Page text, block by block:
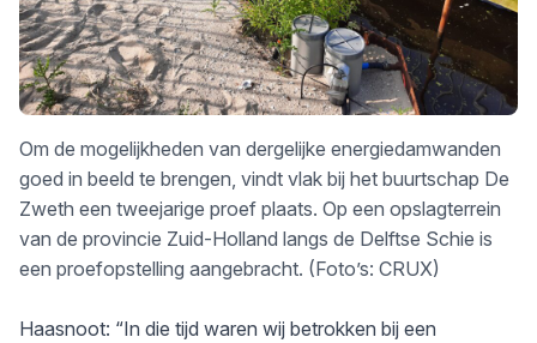
Om de mogelijkheden van dergelijke energiedamwanden
goed in beeld te brengen, vindt vlak bij het buurtschap De
Zweth een tweejarige proef plaats. Op een opslagterrein
van de provincie Zuid-Holland langs de Delftse Schie is
een proefopstelling aangebracht. (Foto’s: CRUX)
Haasnoot: “In die tijd waren wij betrokken bij een